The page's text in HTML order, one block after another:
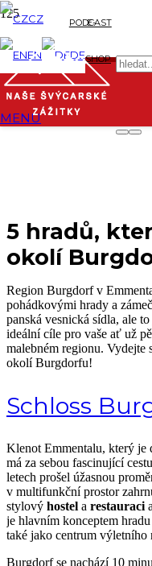
CZ
EN DE
PODCAST
E-
SHOP
MENU
5 hradů,
okolí
Region Burgdorf v
pohádkovými hrady a
panská vesnická sídla, ale
ideální cíle pro vaše ať už
malebném regionu. Vydejte
okolí Burgdorfu!
Schloss
Klenot Emmentalu, který je
má za sebou fascinující
letech prošel úžasnou
v multifunkční prostor
stylový hostel a restauraci a
je hlavním konceptem
také jako centrum výletního
Burgdorf se nachází 10